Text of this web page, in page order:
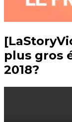
plus gros
2018?